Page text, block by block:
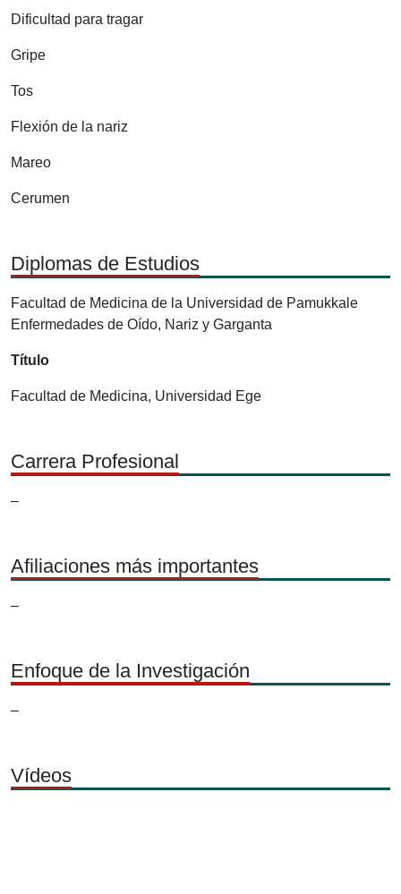
Dificultad para tragar
Gripe
Tos
Flexión de la nariz
Mareo
Cerumen
Diplomas de Estudios
Facultad de Medicina de la Universidad de Pamukkale
Enfermedades de Oído, Nariz y Garganta
Título
Facultad de Medicina, Universidad Ege
Carrera Profesional
–
Afiliaciones más importantes
–
Enfoque de la Investigación
–
Vídeos